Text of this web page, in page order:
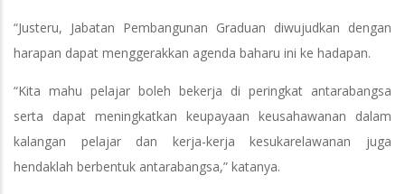
“Justeru, Jabatan Pembangunan Graduan diwujudkan dengan
harapan dapat menggerakkan agenda baharu ini ke hadapan.
“Kita mahu pelajar boleh bekerja di peringkat antarabangsa
serta dapat meningkatkan keupayaan keusahawanan dalam
kalangan pelajar dan kerja-kerja kesukarelawanan juga
hendaklah berbentuk antarabangsa,” katanya.